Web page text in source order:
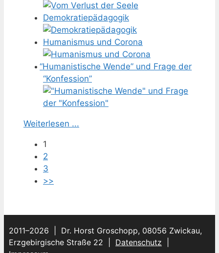
Demokratiepädagogik
Humanismus und Corona
“Humanistische Wende” und Frage der
“Konfession”
Weiterlesen ...
1
2
3
>>
2011–2026 | Dr. Horst Groschopp, 08056 Zwickau,
Erzgebirgische Straße 22 | Datenschutz